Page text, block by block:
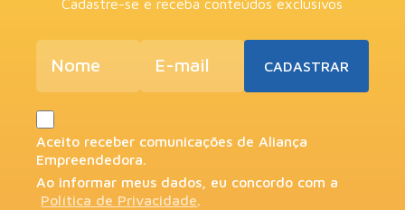
Cadastre-se e receba conteúdos exclusivos
Aceito receber comunicações de Aliança
Empreendedora.
Ao informar meus dados, eu concordo com a
Política de Privacidade.